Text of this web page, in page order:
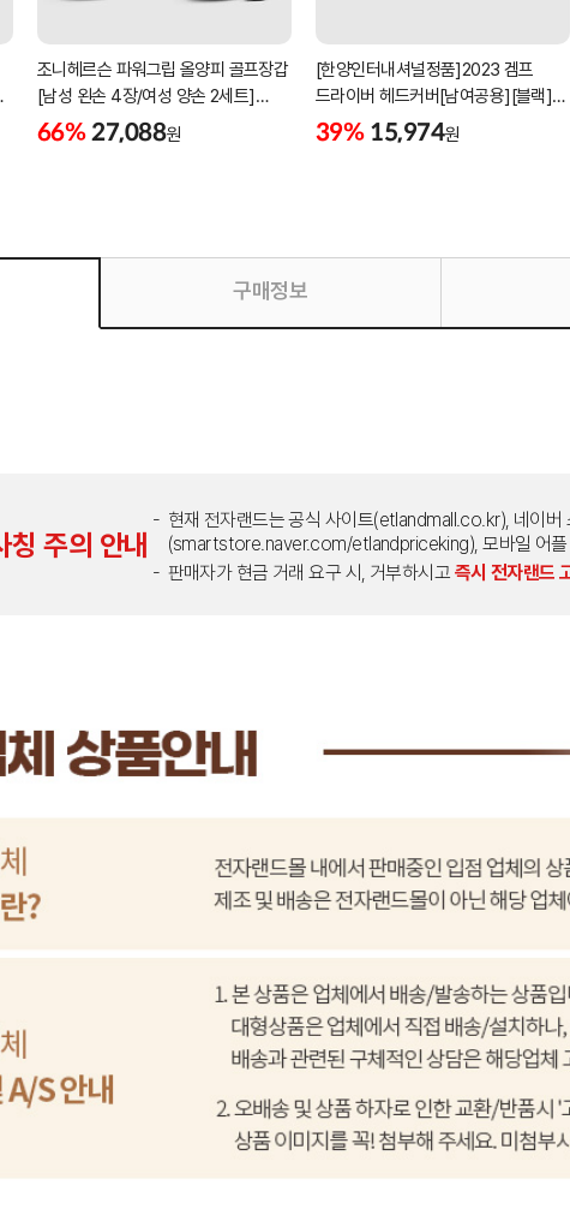
조니헤르슨 파워그립 올양피 골프장갑
[남성 왼손 4장/여성 양손 2세트]
[화이트][케이스포함]
66% 27,088원
[한양인터내셔널정품]2023 겜프
드라이버 헤드커버[남여공용][블랙]
[HD-302]
39% 15,974원
구매정보
칭 주의 안내
현재 전자랜드는 공식 사이트(etlandmall.co.kr), 네이버
(smartstore.naver.com/etlandpriceking), 모바일 어플
판매자가 현금 거래 요구 시, 거부하시고 즉시 전자랜드